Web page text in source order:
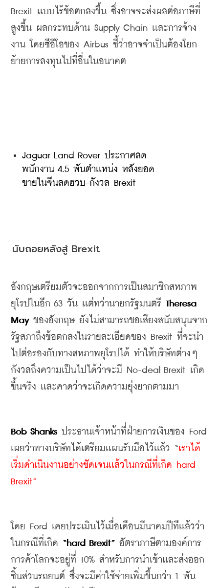
Brexit เเบบไร้ข้อตกลงขึ้น ซึ่งอาจจะส่งผลต่อภาษีที่
สูงขึ้น ผลกระทบด้าน Supply Chain เเละการจ้าง
งาน โดยซีอีโอของ Airbus ชี้ว่าอาจจำเป็นต้องโยก
ย้ายการลงทุนไปที่อื่นในอนาคต
Jaguar Land Rover ประกาศลด
พนักงาน 4.5 พันตำเเหน่ง หลังยอด
ขายในจีนลดฮวบ-กังวล Brexit
นับถอยหลังสู่ Brexit
อังกฤษเตรียมตัวจะออกจากการเป็นสมาชิกสหภาพ
ยุโรปในอีก 63 วัน เเต่ทว่านายกรัฐมนตรี Theresa
May ของอังกฤษ ยังไม่สามารถขอเสียงสนับสนุนจาก
รัฐสภาถึงข้อตกลงในรายละเอียดของ Brexit ที่จะนำ
ไปต่อรองกับทางสหภาพยุโรปได้ ทำให้บริษัทต่างๆ
กังวลถึงความเป็นไปได้ว่าจะมี No-deal Brexit เกิด
ขึ้นจริง เเละคาดว่าจะเกิดความยุ่งยากตามมา
Bob Shanks ประธานเจ้าหน้าที่ฝ่ายการเงินของ
เผยว่าทางบริษัทได้เตรียมเเผนรับมือไว้เเล้ว “เราได้
เริ่มดำเนินงานอย่างชัดเจนเเล้วในกรณีที่เกิด hard
Brexit”
โดย Ford เคยประเมินไว้เมื่อเดือนมีนาคมปีท่ีเเล้วว่า
ในกรณีที่เกิด “hard Brexit” อัตราภาษีตามองค์การ
การค้าโลกจะอยู่ที่ 10% สำหรับการนำเข้าเเละส่งออก
ชิ้นส่วนรถยนต์ ซึ่งจะมีค่าใช้จ่ายเพิ่มขึ้นกว่า 1 พัน